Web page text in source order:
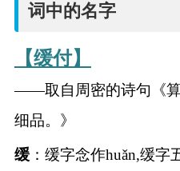
字
打
词中的名字
【缓付】
——取自周密的诗句《算
细品。》
缓：缓字念作huǎn,缓字